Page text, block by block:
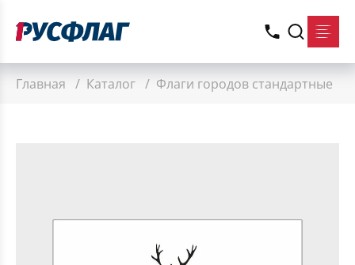
Главная / Каталог / Флаги городов стандартные